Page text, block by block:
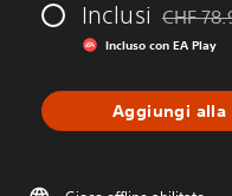
Inclusi CHF
Incluso con EA Play
Aggiungi alla